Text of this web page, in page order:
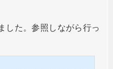
した。参照しながら行っ